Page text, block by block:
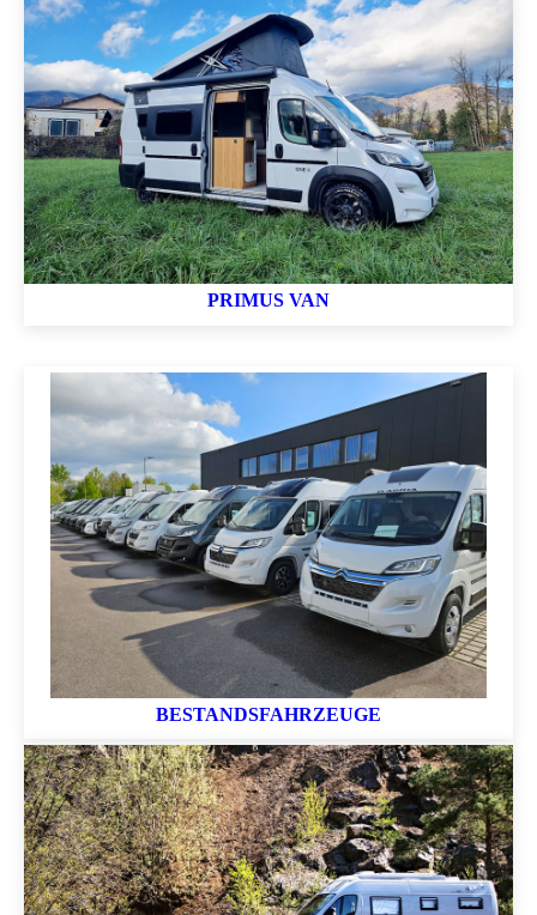
PRIMUS VAN
BESTANDSFAHRZEUGE